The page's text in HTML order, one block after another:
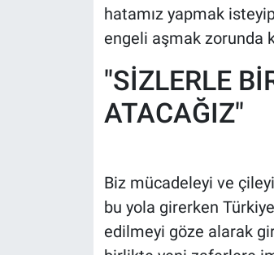
hatamız yapmak
engeli aşmak zorunda
"SİZLERLE
ATACAĞIZ"
Biz mücadeleyi ve
bu yola girerken
edilmeyi göze alarak